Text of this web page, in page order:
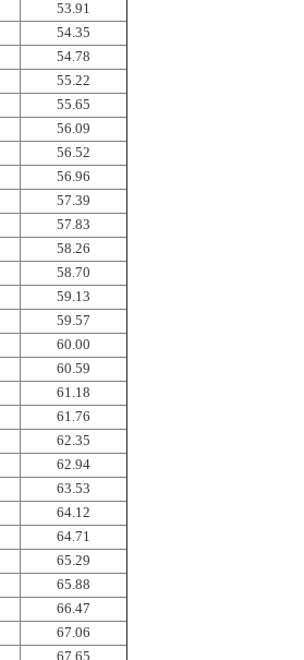
53.91
54.35
54.78
55.22
55.65
56.09
56.52
56.96
57.39
57.83
58.26
58.70
59.13
59.57
60.00
60.59
61.18
61.76
62.35
62.94
63.53
64.12
64.71
65.29
65.88
66.47
67.06
67.65